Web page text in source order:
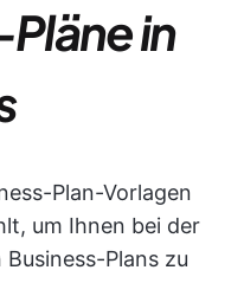
in
Plan-Vorlagen
um Ihnen bei der
Plans zu